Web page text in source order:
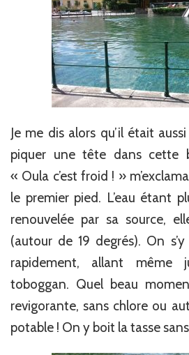
Je me dis alors qu’il était
piquer une tête dans cette
« Oula c’est froid ! »
le premier pied. L’eau étant
renouvelée par sa source,
(autour de 19 degrés). On
rapidement, allant même
toboggan. Quel beau
revigorante, sans chlore ou
potable ! On y boit la tasse